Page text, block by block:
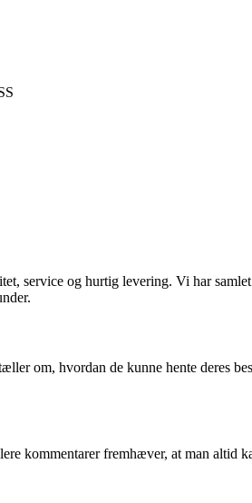
service og hurtig levering. Vi har
om, hvordan de kunne hente deres
kommentarer fremhæver, at man